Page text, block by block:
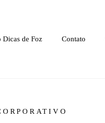
Dicas de Foz Contato